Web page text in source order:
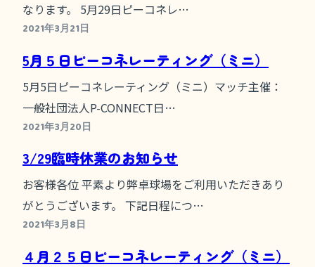
なります。 5月29日ピーコネレ…
2021年3月21日
5月５日ピーコネレーティング（ミニ）
5月5日ピーコネレーティング（ミニ）マッチ主催：
一般社団法人P-CONNECT日…
2021年3月20日
3/29臨時休業のお知らせ
お客様各位 平素より弊卓球場をご利用いただきあり
がとうございます。 下記日程につ…
2021年3月8日
４月２５日ピーコネレーティング（ミニ）